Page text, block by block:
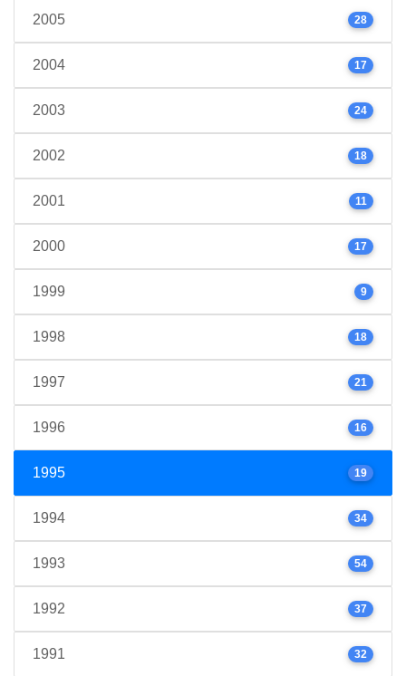
2005 28
2004 17
2003 24
2002 18
2001 11
2000 17
1999 9
1998 18
1997 21
1996 16
1995 19
1994 34
1993 54
1992 37
1991 32